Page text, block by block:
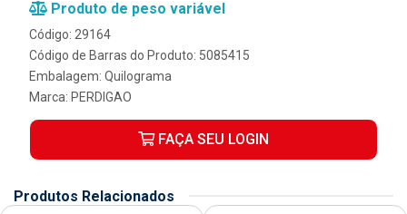
Produto de peso variável
Código: 29164
Código de Barras do Produto: 5085415
Embalagem: Quilograma
Marca: PERDIGAO
FAÇA SEU LOGIN
Produtos Relacionados